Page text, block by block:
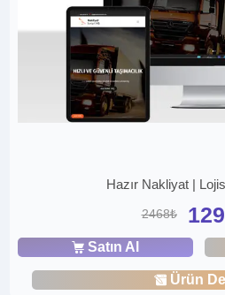
Hazır Nakliyat |
2468₺
Satın Al
Ürün